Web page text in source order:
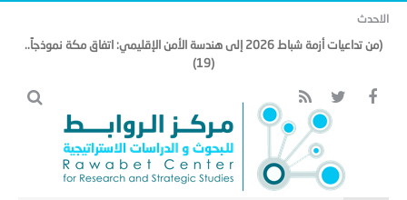
الاحدث
(من تداعيات أزمة شباط 2026 إلى هندسة الأمن الإقليمي: اتفاق مكة نموذجاً..
(19)